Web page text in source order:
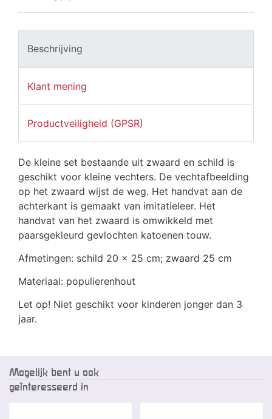
Beschrijving
Klant mening
Productveiligheid (GPSR)
De kleine set bestaande uit zwaard en schild is
geschikt voor kleine vechters. De vechtafbeelding
op het zwaard wijst de weg. Het handvat aan de
achterkant is gemaakt van imitatieleer. Het
handvat van het zwaard is omwikkeld met
paarsgekleurd gevlochten katoenen touw.
Afmetingen: schild 20 x 25 cm; zwaard 25 cm
Materiaal: populierenhout
Let op! Niet geschikt voor kinderen jonger dan 3
jaar.
Mogelijk bent u ook
geïnteresseerd in